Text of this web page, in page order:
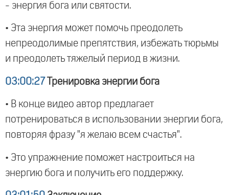
- энергия бога или святости.
• Эта энергия может помочь преодолеть
непреодолимые препятствия, избежать тюрьмы
и преодолеть тяжелый период в жизни.
03:00:27 Тренировка энергии бога
• В конце видео автор предлагает
потренироваться в использовании энергии бога,
повторяя фразу "я желаю всем счастья".
• Это упражнение поможет настроиться на
энергию бога и получить его поддержку.